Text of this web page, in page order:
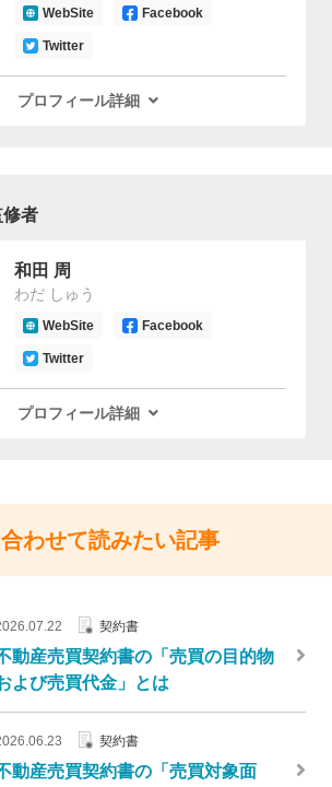
WebSite Facebook
Twitter
プロフィール詳細
修者
和田 周
わだ しゅう
WebSite Facebook
Twitter
プロフィール詳細
合わせて読みたい記事
契約書
動産売買契約書の「売買の目的物
よび売買代金」とは
契約書
動産売買契約書の「売買対象面